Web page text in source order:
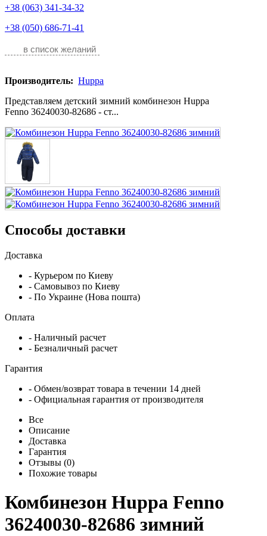
+38 (063) 341-34-32
+38 (050) 686-71-41
в список желаний
Производитель: Huppa
Представляем детский зимний комбинезон Huppa
Fenno 36240030-82686 - ст...
Способы доставки
Доставка
- Курьером по Киеву
- Самовывоз по Киеву
- По Украине (Нова пошта)
Оплата
- Наличный расчет
- Безналичный расчет
Гарантия
- Обмен/возврат товара в течении 14 дней
- Официальная гарантия от производителя
Все
Описание
Доставка
Гарантия
Отзывы (0)
Похожие товары
Комбинезон Huppa Fenno
36240030-82686 зимний